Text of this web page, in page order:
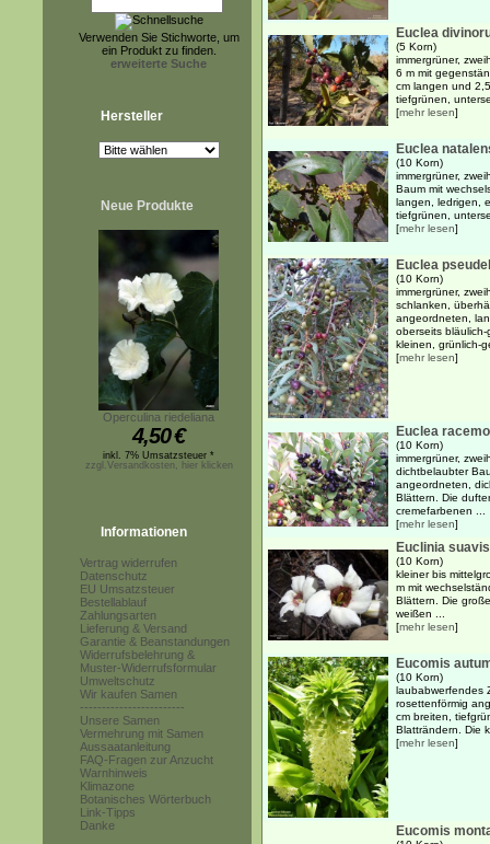
Verwenden Sie Stichworte, um
ein Produkt zu finden.
erweiterte Suche
Hersteller
Neue Produkte
Operculina riedeliana
4,50€
inkl. 7% Umsatzsteuer *
zzgl.Versandkosten, hier klicken
Informationen
Vertrag widerrufen
Datenschutz
EU Umsatzsteuer
Bestellablauf
Zahlungsarten
Lieferung & Versand
Garantie & Beanstandungen
Widerrufsbelehrung &
Muster-Widerrufsformular
Umweltschutz
Wir kaufen Samen
------------------------
Unsere Samen
Vermehrung mit Samen
Aussaatanleitung
FAQ-Fragen zur Anzucht
Warnhinweis
Klimazone
Botanisches Wörterbuch
Link-Tipps
Danke
Euclea
(5 Korn)
immergrüner,
6 m mit
cm langen und
tiefgrünen,
[mehr lesen]
Euclea
(10 Korn)
immergrüner,
Baum mit
langen, ledrigen,
tiefgrünen,
[mehr lesen]
Euclea
(10 Korn)
immergrüner,
schlanken,
angeordneten,
oberseits
kleinen, grünlich-
[mehr lesen]
Euclea
(10 Korn)
immergrüner,
dichtbelaubter
angeordneten,
Blättern. Die
cremefarbenen ...
[mehr lesen]
Euclinia
(10 Korn)
kleiner bis
m mit
Blättern. Die
weißen ...
[mehr lesen]
Eucomis
(10 Korn)
laubabwerfendes
rosettenförmig
cm breiten,
Blatträndern. Die
[mehr lesen]
Eucomis